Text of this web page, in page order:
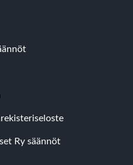
Ry säännöt